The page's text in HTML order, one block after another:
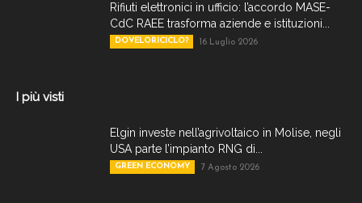
Rifiuti elettronici in ufficio: l’accordo MASE-
CdC RAEE trasforma aziende e istituzioni...
DOVELORICICLO? 16 Luglio 2026
I più visti
Elgin investe nell’agrivoltaico in Molise, negli
USA parte l’impianto RNG di...
GREEN ECONOMY 7 Agosto 2026